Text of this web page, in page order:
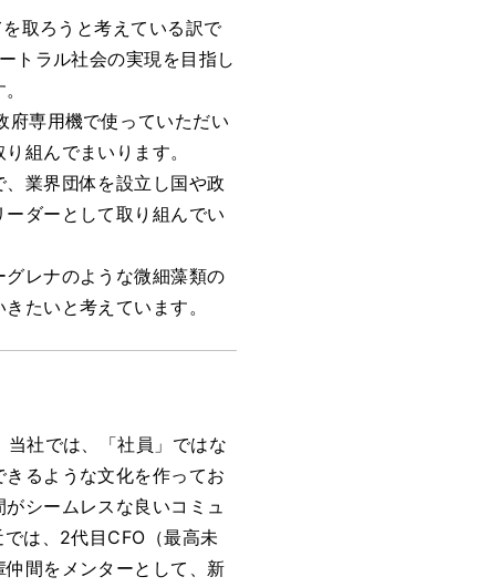
取ろうと考えている訳で
トラル社会の実現を目指し
府専用機で使っていただい
組んでまいります。
業界団体を設立し国や政
ダーとして取り組んでい
レナのような微細藻類の
たいと考えています。
社では、「社員」ではな
るような文化を作ってお
シームレスな良いコミュ
は、2代目CFO（最高未
間をメンターとして、新